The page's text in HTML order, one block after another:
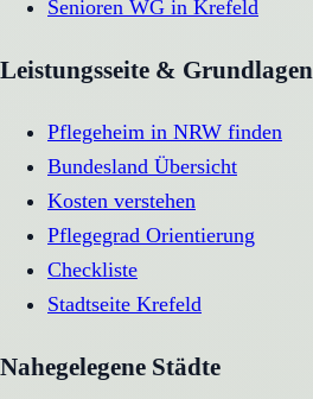
Senioren WG in Krefeld
Leistungsseite & Grundlagen
Pflegeheim in NRW finden
Bundesland Übersicht
Kosten verstehen
Pflegegrad Orientierung
Checkliste
Stadtseite Krefeld
Nahegelegene Städte